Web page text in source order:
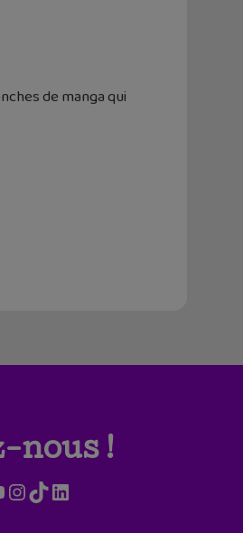
de manga qui
nous !
Instagram
TikTokLinkedIn